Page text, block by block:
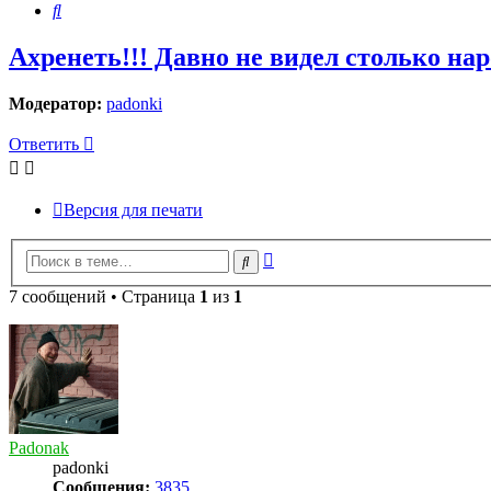
Поиск
Ахренеть!!! Давно не видел столько
Модератор: padonki
Ответить
Версия для печати
Поиск
7 сообщений • Страница 1 из 1
Padonak
padonki
Сообщения: 3835